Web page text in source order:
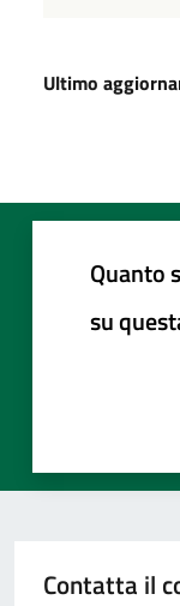
Ultimo
Quanto
su
Contatta il